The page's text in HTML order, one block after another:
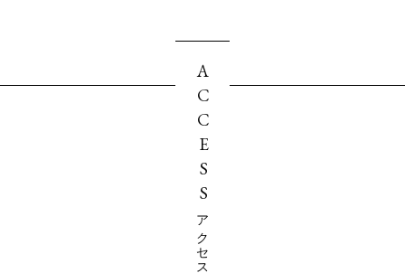
ACCESS
アクセス